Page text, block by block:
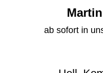
ab sofort in